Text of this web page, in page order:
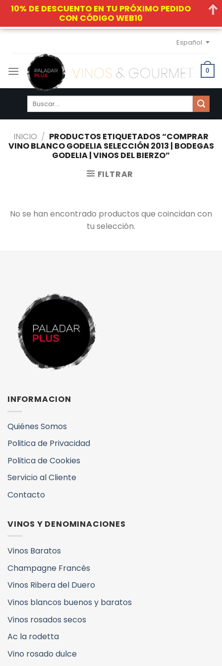
content
Español
0
Buscar
INICIO / PRODUCTOS ETIQUETADOS “COMPRAR
VINO BLANCO GODELIA SELECCIÓN 2013 | BODEGAS
GODELIA | VINOS DEL BIERZO”
FILTRAR
No se han encontrado productos que coincidan con
tu selección.
INFORMACION
Quiénes Somos
Politica de Privacidad
Politica de Cookies
Servicio al Cliente
Contacto
VINOS Y DENOMINACIONES
Vinos Baratos
Champagne Francés
Vinos Ribera del Duero
Vinos blancos buenos y baratos
Vinos rosados secos
Ac la rodetta
Vino rosado dulce
10% DE DESCUENTO EN TU PRÓXIMO PEDIDO
CON CÓDIGO WEB10